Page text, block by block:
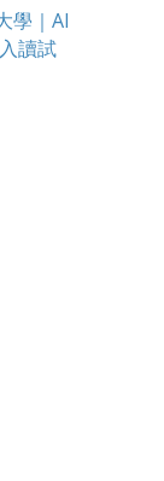
學｜AI
讀試